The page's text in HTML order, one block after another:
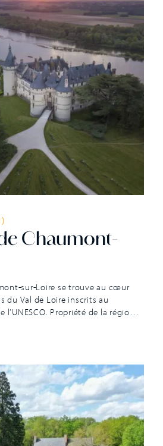
Chaumont-
sur-Loire se trouve au cœur
du Val de Loire inscrits au
Propriété de la région
International des Jardins et
Perché à 40 mètres au-